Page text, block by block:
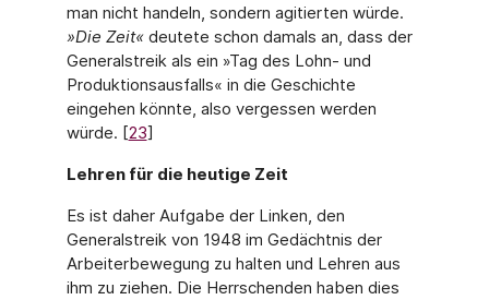
man nicht handeln, sondern agitierten würde.
»Die Zeit«deutete schon damals an, dass der
Generalstreik als ein »Tag des Lohn- und
Produktionsausfalls« in die Geschichte
eingehen könnte, also vergessen werden
würde. [23]
Lehren für die heutige Zeit
Es ist daher Aufgabe der Linken, den
Generalstreik von 1948 im Gedächtnis der
Arbeiterbe­wegung zu halten und Lehren aus
ihm zu ziehen. Die Herrschenden haben dies